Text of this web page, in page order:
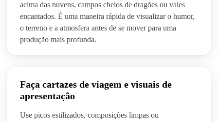
acima das nuvens, campos cheios de dragões ou vales
encantados. É uma maneira rápida de visualizar o humor,
o terreno e a atmosfera antes de se mover para uma
produção mais profunda.
Faça cartazes de viagem e visuais de
apresentação
Use picos estilizados, composições limpas ou